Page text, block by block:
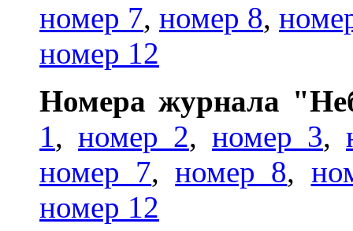
номер 7, номер 8,
номер 12
Номера журнала
1, номер 2, номер 3,
номер 7,номер 8,
номер 12